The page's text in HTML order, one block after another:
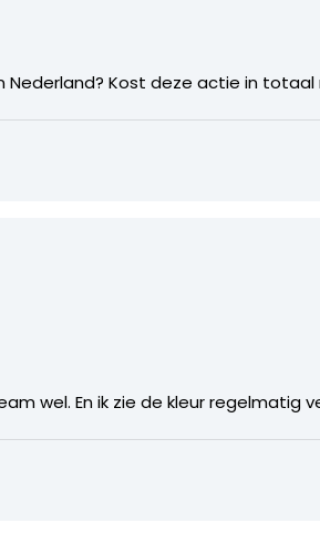
Kost deze actie in totaal
wel. En ik zie de kleur regelmatig